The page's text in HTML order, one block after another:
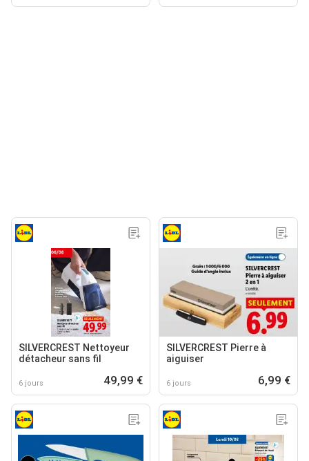
SILVERCREST Nettoyeur
détacheur sans fil
6 jours 49,99 €
SILVERCREST Pierre à
aiguiser
6 jours 6,99 €